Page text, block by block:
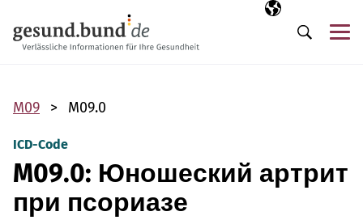
Выбранный
RU
Поиск
M09 M09.0
ICD-Code
M09.0: Юношеский артрит
при псориазе